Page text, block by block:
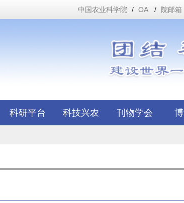
中国农业科学院 / OA / 院邮箱
科研平台 科技兴农 刊物学会